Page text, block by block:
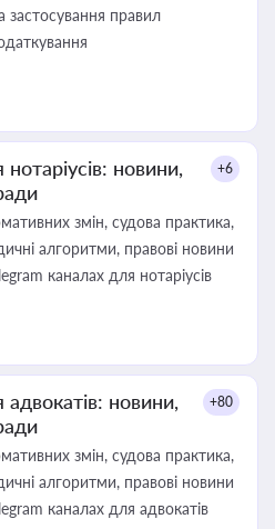
застосування правил
новини,
+6
змін, судова практика,
алгоритми, правові новини
каналах для нотаріусів
новини,
+80
змін, судова практика,
алгоритми, правові новини
каналах для адвокатів